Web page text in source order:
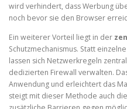
wird verhindert, dass Werbung
noch bevor sie den Browser
Ein weiterer Vorteil liegt in der
Schutzmechanismus. Statt
lassen sich Netzwerkregeln
dedizierten Firewall verwalten.
Anwendung und erleichtert das
steigt mit dieser Methode auch die